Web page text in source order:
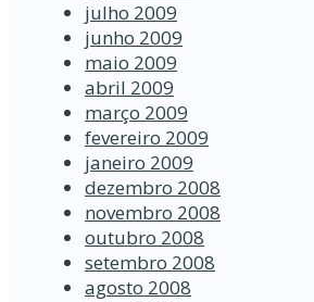
julho 2009
junho 2009
maio 2009
abril 2009
março 2009
fevereiro 2009
janeiro 2009
dezembro 2008
novembro 2008
outubro 2008
setembro 2008
agosto 2008